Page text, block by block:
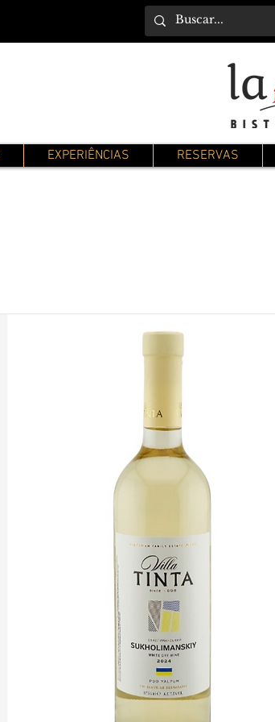
EXPERIÊNCIAS RESERVAS